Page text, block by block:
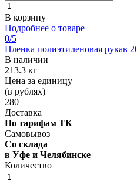
В корзину
Подробнее о товаре
0/5
Пленка полиэтиленовая рукав
В наличии
213.3 кг
Цена за единицу
(в рублях)
280
Доставка
По тарифам ТК
Самовывоз
Со склада
в Уфе и Челябинске
Количество